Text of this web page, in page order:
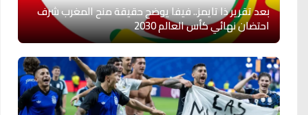
بعد تقرير ذا تايمز.. فيفا يوضح حقيقة منح المغرب شرف
احتضان نهائي كأس العالم 2030